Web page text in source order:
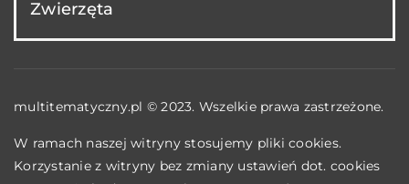
Zwierzęta
multitematyczny.pl © 2023. Wszelkie prawa zastrzeżone.
W ramach naszej witryny stosujemy pliki cookies.
Korzystanie z witryny bez zmiany ustawień dot. cookies